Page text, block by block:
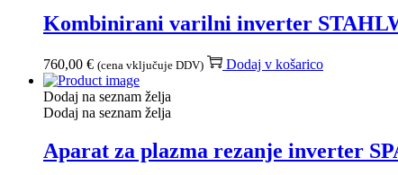
Kombinirani varilni inverter
760,00 € (cena vključuje DDV) Dodaj v košarico
Dodaj na seznam želja
Dodaj na seznam želja
Aparat za plazma rezanje inverter